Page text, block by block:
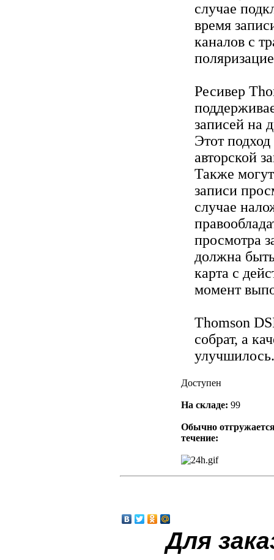
случае
время
каналов с
Ресивер
записей на
Этот
авторской
Также
записи
случае
просмотра
должна
карта с
момент
Thomson
собрат, а
улучшилось.
Доступен
На складе: 99
Обычно
течение:
Для